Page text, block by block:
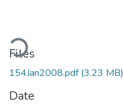
Files
154Jan2008.pdf(3.23 MB)
Date